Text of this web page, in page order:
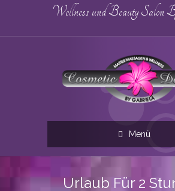
Wellness und Beauty Salon
Menü
Urlaub Für 2